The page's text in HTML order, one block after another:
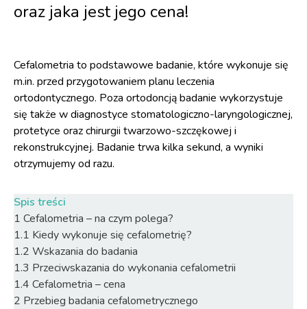
oraz jaka jest jego cena!
Cefalometria to podstawowe badanie, które wykonuje się
m.in. przed przygotowaniem planu leczenia
ortodontycznego. Poza ortodoncją badanie wykorzystuje
się także w diagnostyce stomatologiczno-laryngologicznej,
protetyce oraz chirurgii twarzowo-szczękowej i
rekonstrukcyjnej. Badanie trwa kilka sekund, a wyniki
otrzymujemy od razu.
Spis treści
1 Cefalometria – na czym polega?
1.1 Kiedy wykonuje się cefalometrię?
1.2 Wskazania do badania
1.3 Przeciwskazania do wykonania cefalometrii
1.4 Cefalometria – cena
2 Przebieg badania cefalometrycznego